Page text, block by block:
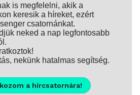
is megfelelni, akik a
keresik a híreket, ezért
csatornánkat.
neked a nap legfontosabb
nekünk hatalmas segítség.
a hírcsatornára!